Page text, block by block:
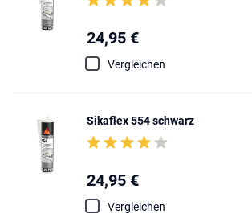
24,95 €
Vergleichen
Sikaflex 554 schwarz
24,95 €
Vergleichen